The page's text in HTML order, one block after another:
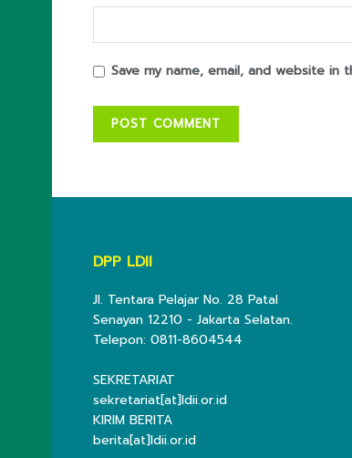
Save my name, email, and website
DPP LDII
Jl. Tentara Pelajar No. 28 Patal
Senayan 12210 - Jakarta Selatan.
Telepon: 0811-8604544
SEKRETARIAT
sekretariat[at]ldii.or.id
KIRIM BERITA
berita[at]ldii.or.id